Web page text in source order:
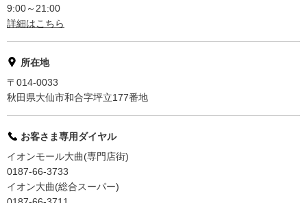
9:00～21:00
詳細はこちら
所在地
〒014-0033
秋田県大仙市和合字坪立177番地
お客さま専用ダイヤル
イオンモール大曲(専門店街)
0187-66-3733
イオン大曲(総合スーパー)